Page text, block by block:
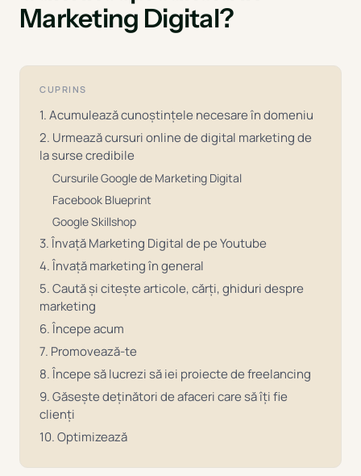
Marketing Digital?
CUPRINS
1. Acumulează cunoștințele necesare în domeniu
2. Urmează cursuri online de digital marketing de
la surse credibile
Cursurile Google de Marketing Digital
Facebook Blueprint
Google Skillshop
3. Învață Marketing Digital de pe Youtube
4. Învață marketing în general
5. Caută și citește articole, cărți, ghiduri despre
marketing
6. Începe acum
7. Promovează-te
8. Începe să lucrezi să iei proiecte de freelancing
9. Găsește deținători de afaceri care să îți fie
clienți
10. Optimizează